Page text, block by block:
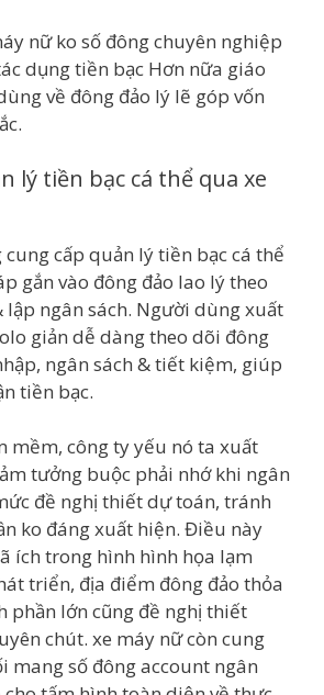
nữ ko số đông chuyên nghiệp
dụng tiền bạc Hơn nữa giáo
về đông đảo lý lẽ góp vốn
lý tiền bạc cá thể qua xe
cấp quản lý tiền bạc cá thể
gắn vào đông đảo lao lý theo
lập ngân sách. Người dùng xuất
giản dễ dàng theo dõi đông
ngân sách & tiết kiệm, giúp
tiền bạc.
mềm, công ty yếu nó ta xuất
tưởng buộc phải nhớ khi ngân
đề nghị thiết dự toán, tránh
ko đáng xuất hiện. Điều này
ích trong hình hình họa lạm
triển, địa điểm đông đảo thỏa
phần lớn cũng đề nghị thiết
chút. xe máy nữ còn cung
mang số đông account ngân